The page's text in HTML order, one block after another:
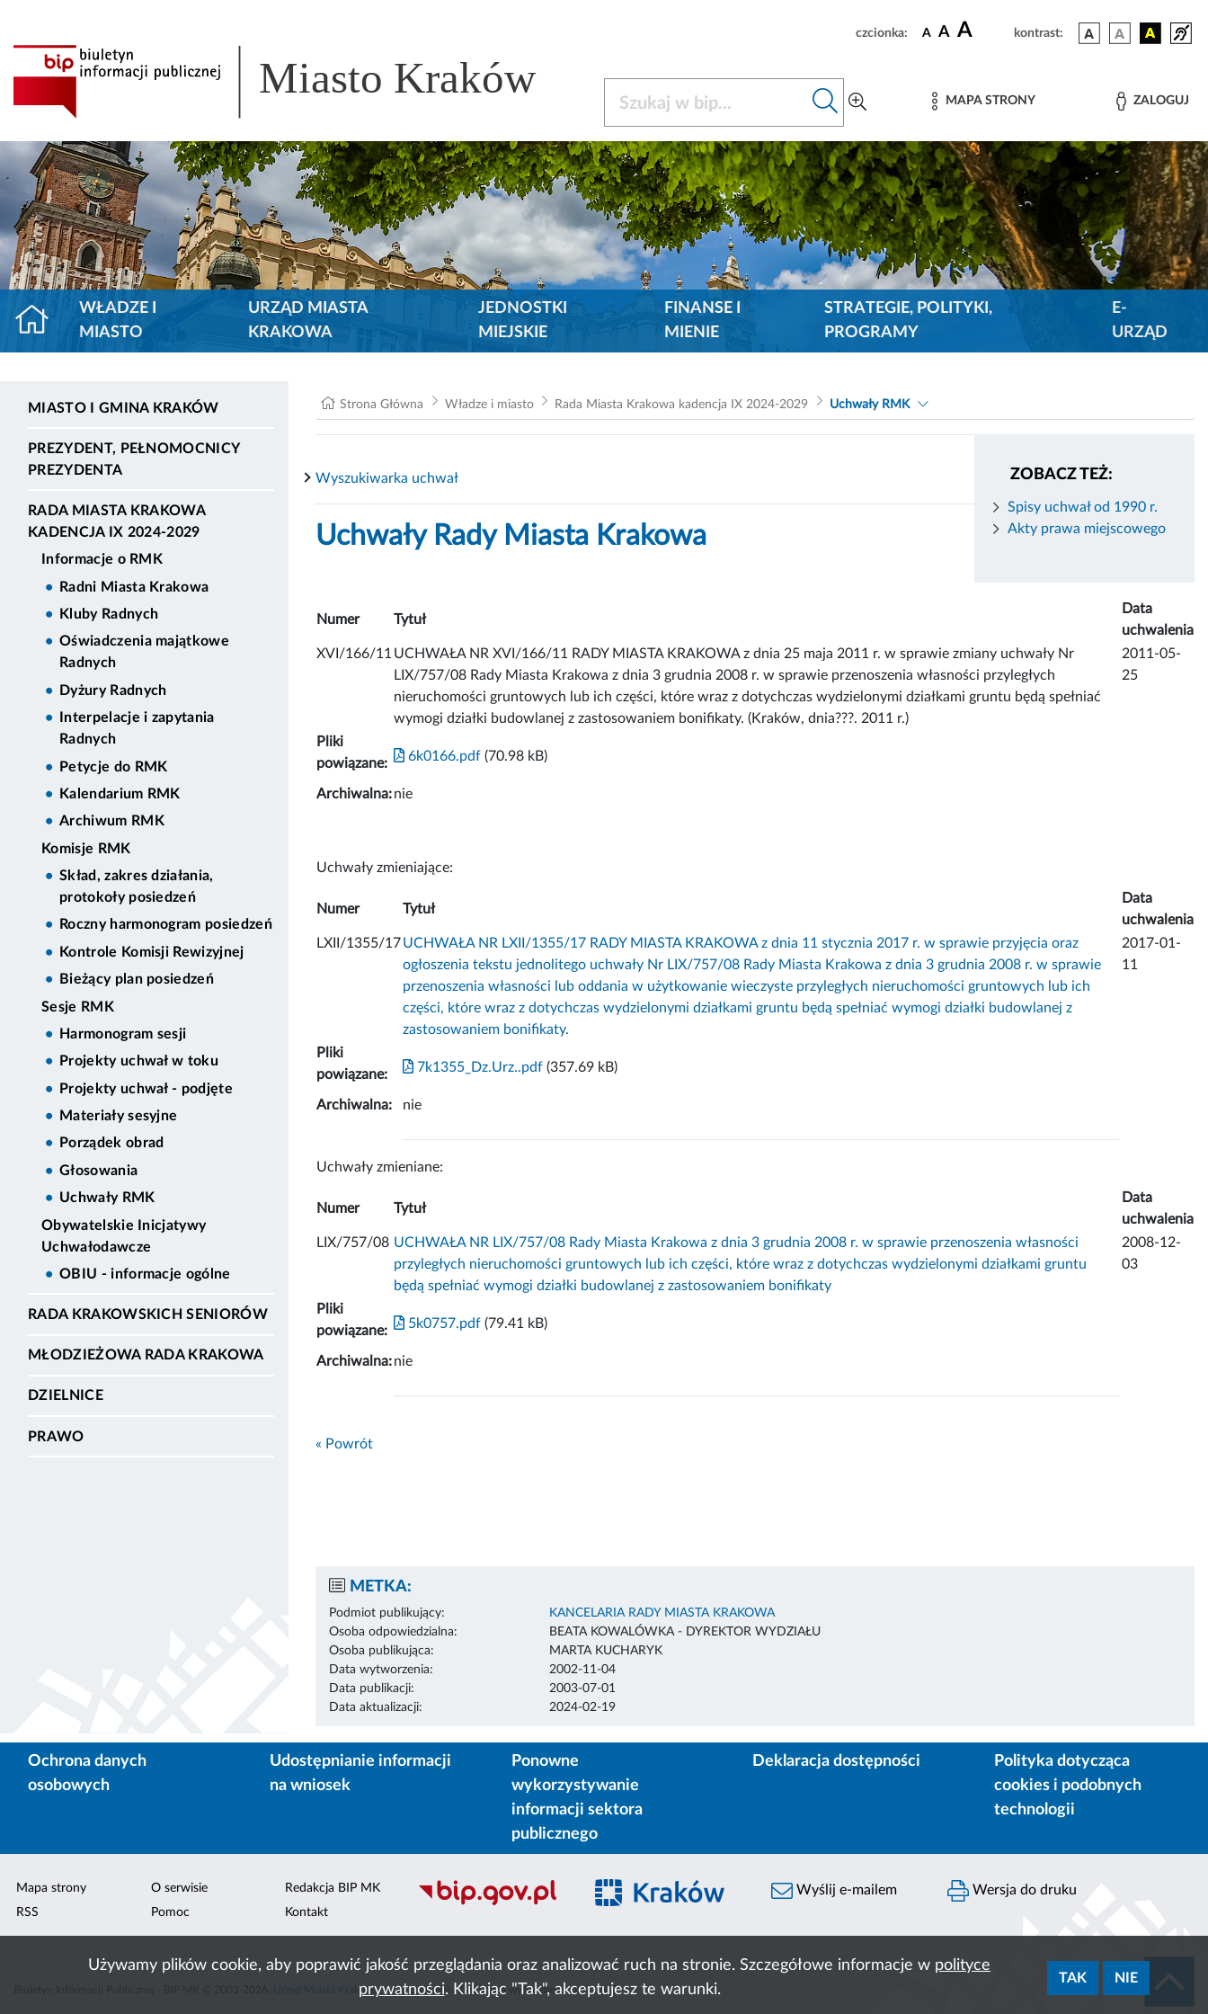
Używamy plików cookie, aby poprawić jakość przeglądania oraz analizować ruch na stronie. Szczegółowe informacje w polityce
prywatności. Klikając "Tak", akceptujesz te warunki.
TAK NIE
czcionka: A A A kontrast:
Miasto Kraków MAPA STRONY ZALOGUJ
WŁADZE I
MIASTO
URZĄD MIASTA
KRAKOWA
JEDNOSTKI
MIEJSKIE
FINANSE I
MIENIE
STRATEGIE, POLITYKI,
PROGRAMY
E-
URZĄD
MIASTO I GMINA KRAKÓW
PREZYDENT, PEŁNOMOCNICY
PREZYDENTA
RADA MIASTA KRAKOWA
KADENCJA IX 2024-2029
Informacje o RMK
Radni Miasta Krakowa
Kluby Radnych
Oświadczenia majątkowe
Radnych
Dyżury Radnych
Interpelacje i zapytania
Radnych
Petycje do RMK
Kalendarium RMK
Archiwum RMK
Komisje RMK
Skład, zakres działania,
protokoły posiedzeń
Roczny harmonogram posiedzeń
Kontrole Komisji Rewizyjnej
Bieżący plan posiedzeń
Sesje RMK
Harmonogram sesji
Projekty uchwał w toku
Projekty uchwał - podjęte
Materiały sesyjne
Porządek obrad
Głosowania
Uchwały RMK
Obywatelskie Inicjatywy
Uchwałodawcze
OBIU - informacje ogólne
RADA KRAKOWSKICH SENIORÓW
MŁODZIEŻOWA RADA KRAKOWA
DZIELNICE
PRAWO
Strona Główna Władze i miasto Rada Miasta Krakowa kadencja IX 2024-2029 Uchwały RMK
ZOBACZ TEŻ:
Spisy uchwał od 1990 r.
Akty prawa miejscowego
Wyszukiwarka uchwał
Uchwały Rady Miasta Krakowa
Numer Tytuł
Data
uchwalenia
XVI/166/11 UCHWAŁA NR XVI/166/11 RADY MIASTA KRAKOWA z dnia 25 maja 2011 r. w sprawie zmiany uchwały Nr
LIX/757/08 Rady Miasta Krakowa z dnia 3 grudnia 2008 r. w sprawie przenoszenia własności przyległych
nieruchomości gruntowych lub ich części, które wraz z dotychczas wydzielonymi działkami gruntu będą spełniać
wymogi działki budowlanej z zastosowaniem bonifikaty. (Kraków, dnia???. 2011 r.)
2011-05-
25
Pliki
powiązane:
6k0166.pdf (70.98 kB)
Archiwalna:nie
Uchwały zmieniające:
Numer Tytuł
Data
uchwalenia
LXII/1355/17UCHWAŁA NR LXII/1355/17 RADY MIASTA KRAKOWA z dnia 11 stycznia 2017 r. w sprawie przyjęcia oraz
ogłoszenia tekstu jednolitego uchwały Nr LIX/757/08 Rady Miasta Krakowa z dnia 3 grudnia 2008 r. w sprawie
przenoszenia własności lub oddania w użytkowanie wieczyste przyległych nieruchomości gruntowych lub ich
części, które wraz z dotychczas wydzielonymi działkami gruntu będą spełniać wymogi działki budowlanej z
zastosowaniem bonifikaty.
2017-01-
11
Pliki
powiązane:
7k1355_Dz.Urz..pdf (357.69 kB)
Archiwalna: nie
Uchwały zmieniane:
Numer Tytuł
Data
uchwalenia
LIX/757/08 UCHWAŁA NR LIX/757/08 Rady Miasta Krakowa z dnia 3 grudnia 2008 r. w sprawie przenoszenia własności
przyległych nieruchomości gruntowych lub ich części, które wraz z dotychczas wydzielonymi działkami gruntu
będą spełniać wymogi działki budowlanej z zastosowaniem bonifikaty
2008-12-
03
Pliki
powiązane:
5k0757.pdf (79.41 kB)
Archiwalna:nie
« Powrót
METKA:
Podmiot publikujący:
KANCELARIA RADY MIASTA KRAKOWA
Osoba odpowiedzialna:
BEATA KOWALÓWKA - DYREKTOR WYDZIAŁU
Osoba publikująca:
MARTA KUCHARYK
Data wytworzenia:
2002-11-04
Data publikacji:
2003-07-01
Data aktualizacji:
2024-02-19
Ochrona danych
osobowych
Udostępnianie informacji
na wniosek
Ponowne
wykorzystywanie
informacji sektora
publicznego
Deklaracja dostępności
Polityka dotycząca
cookies i podobnych
technologii
Mapa strony
RSS
O serwisie
Pomoc
Redakcja BIP MK
Kontakt
Wyślij e-mailem Wersja do druku
Urząd Miasta Krakowa,ACK Cyfronet AGHliczba wyświetleń:51071942